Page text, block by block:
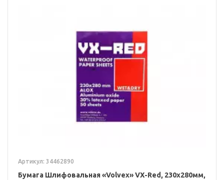
Артикул: 34462890
Бумага Шлифовальная «Volvex» VX-Red, 230x280мм,